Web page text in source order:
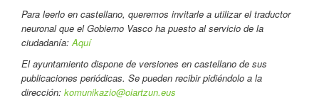
Para leerlo en castellano, queremos invitarle a utilizar el traductor
neuronal que el Gobierno Vasco ha puesto al servicio de la
ciudadanía:Aquí
El ayuntamiento dispone de versiones en castellano de sus
publicaciones periódicas. Se pueden recibir pidiéndolo a la
dirección: komunikazio@oiartzun.eus